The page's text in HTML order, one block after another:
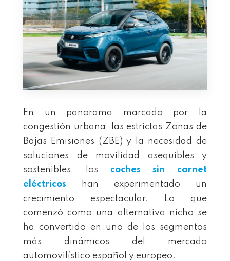
En un panorama marcado por la
congestión urbana, las estrictas Zonas de
Bajas Emisiones (ZBE) y la necesidad de
soluciones de movilidad asequibles y
sostenibles, los coches sin carnet
eléctricos han experimentado un
crecimiento espectacular. Lo que
comenzó como una alternativa nicho se
ha convertido en uno de los segmentos
más dinámicos del mercado
automovilístico español y europeo.